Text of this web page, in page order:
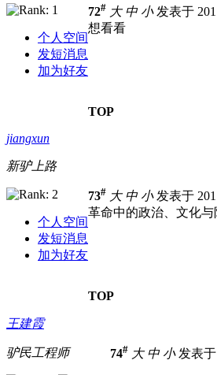
个人空间
发短消息
加为好友
72# 大 中 小发表于
想看看
TOP
jiangxun
新驴上路
个人空间
发短消息
加为好友
73# 大 中 小发表于
革命中的政治、文化
TOP
王建霞
驴民工程师 74# 大 中 小发表于